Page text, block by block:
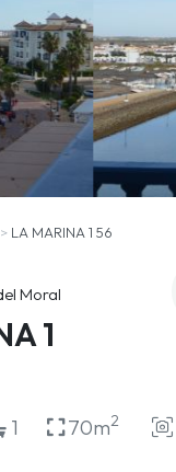
> LA MARINA 1 56
Moral
1
1 70m2